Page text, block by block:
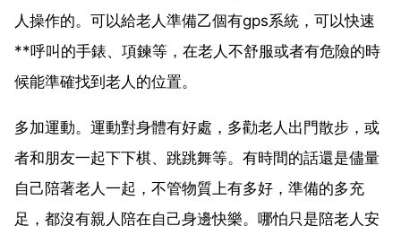
人操作的。可以給老人準備乙個有gps系統，可以快速
**呼叫的手錶、項鍊等，在老人不舒服或者有危險的時
候能準確找到老人的位置。
多加運動。運動對身體有好處，多勸老人出門散步，或
者和朋友一起下下棋、跳跳舞等。有時間的話還是儘量
自己陪著老人一起，不管物質上有多好，準備的多充
足，都沒有親人陪在自己身邊快樂。哪怕只是陪老人安